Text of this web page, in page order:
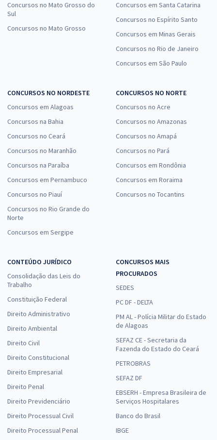
Concursos no Mato Grosso do
Sul
Concursos no Mato Grosso
Concursos em Santa Catarina
Concursos no Espírito Santo
Concursos em Minas Gerais
Concursos no Rio de Janeiro
Concursos em São Paulo
CONCURSOS NO NORDESTE
Concursos em Alagoas
Concursos na Bahia
Concursos no Ceará
Concursos no Maranhão
Concursos na Paraíba
Concursos em Pernambuco
Concursos no Piauí
Concursos no Rio Grande do
Norte
Concursos em Sergipe
CONCURSOS NO NORTE
Concursos no Acre
Concursos no Amazonas
Concursos no Amapá
Concursos no Pará
Concursos em Rondônia
Concursos em Roraima
Concursos no Tocantins
CONTEÚDO JURÍDICO
Consolidação das Leis do
Trabalho
Constituição Federal
Direito Administrativo
Direito Ambiental
Direito Civil
Direito Constitucional
Direito Empresarial
Direito Penal
Direito Previdenciário
Direito Processual Civil
Direito Processual Penal
CONCURSOS MAIS
PROCURADOS
SEDES
PC DF - DELTA
PM AL - Polícia Militar do Estado
de Alagoas
SEFAZ CE - Secretaria da
Fazenda do Estado do Ceará
PETROBRAS
SEFAZ DF
EBSERH - Empresa Brasileira de
Serviços Hospitalares
Banco do Brasil
IBGE